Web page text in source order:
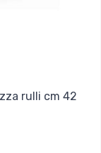
rulli cm 42